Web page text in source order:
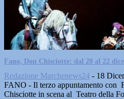
Fano, Don Chisciotte: dal 20 al 22
Redazione Marchenews24 - 18
FANO - Il terzo appuntamento con
Chisciotte in scena al Teatro della